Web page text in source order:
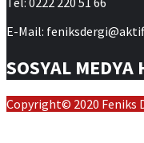
E-Mail:
SOSYAL MEDYA
Copyright© 2020 Feniks